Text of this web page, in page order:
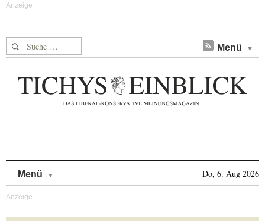
Suche nach: Menü
Menü Do, 6. Aug 2026